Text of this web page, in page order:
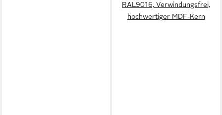
RAL9016, Verwindungsfrei,
hochwertiger MDF-Kern